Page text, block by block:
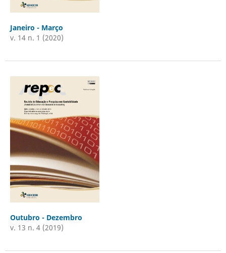
Janeiro - Março
v. 14 n. 1 (2020)
Outubro - Dezembro
v. 13 n. 4 (2019)